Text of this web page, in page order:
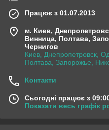
Працює з 01.07.2013
м. Киев,
Винница, Полтава,
Чернигов
Киев, Днепропетровск,
Полтава, Запорожье,
Контакти
Сьогодні працює з
Показати весь графік